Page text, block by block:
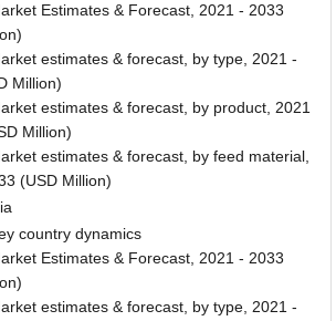
Estimates & Forecast, 2021 - 2033
estimates & forecast, by type, 2021 -
Million)
estimates & forecast, by product, 2021
Million)
estimates & forecast, by feed material,
(USD Million)
country dynamics
Estimates & Forecast, 2021 - 2033
estimates & forecast, by type, 2021 -